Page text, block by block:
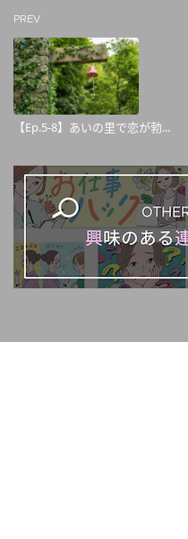
PREV
【Ep.5-8】あいの里で恋が勃...